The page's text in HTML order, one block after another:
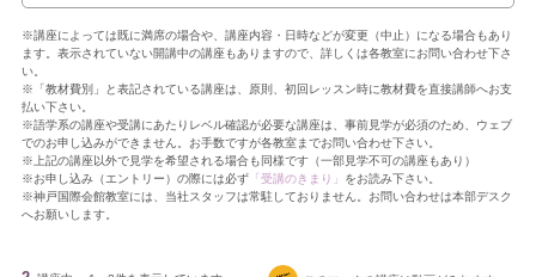
※講座によっては既に満席の場合や、講座内容・日時などが変更（中止）になる場合もあり
ます。表示されていない開講中の講座もありますので、詳しくは各教室にお問い合わせ下さ
い。
※「教材費別」と表記されている講座は、原則、初回レッスン時に教材費を直接講師へお支
払い下さい。
※語学系の講座や受講にあたりレベル確認が必要な講座は、事前見学が必須のため、ウェブ
でのお申し込みができません。お手数ですが各教室までお問い合わせ下さい。
※上記の講座以外で見学を希望される場合も同様です（一部見学不可の講座もあり）
※お申し込み（エントリー）の際には必ず「受講のきまり」 をお読み下さい。
※神戸国際会館教室には、当社スタッフは常駐しておりません。お問い合わせは本部デスク
へお願いします。